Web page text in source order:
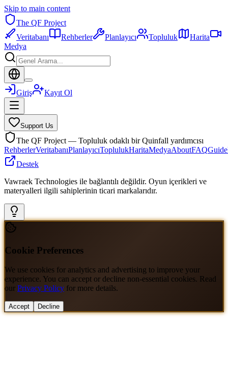
Skip to main content
The QF Project
Veritabanı
Rehberler Planlayıcı Topluluk
Harita
Medya
Giriş Kayıt Ol
Support Us
The QF Project — Topluluk odaklı bir Quinfall yardımcısı
RehberlerVeritabanıPlanlayıcıToplulukHaritaMedyaAboutFAQ
Destek
Vawraek Technologies ile bağlantılı değildir. Oyun içerikleri ve
materyalleri ilgili sahiplerinin ticari markalarıdır.
Cookie Preferences
We use cookies for analytics and advertising to improve your
experience. You can accept or decline non-essential cookies. Read
our Privacy Policy for more details.
Accept Decline